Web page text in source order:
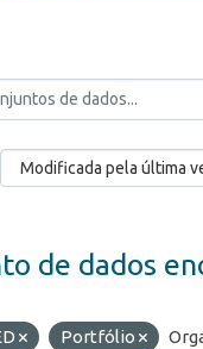
de dados
Portfólio